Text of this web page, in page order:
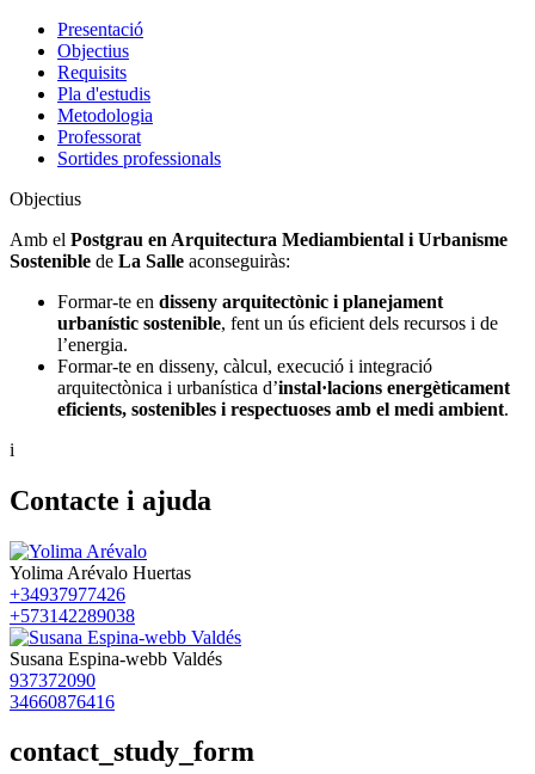
Presentació
Objectius
Requisits
Pla d'estudis
Metodologia
Professorat
Sortides professionals
Objectius
Amb el Postgrau en Arquitectura Mediambiental i Urbanisme
Sostenible de La Salle aconseguiràs:
Formar-te en disseny arquitectònic i planejament
urbanístic sostenible, fent un ús eficient dels recursos i de
l’energia.
Formar-te en disseny, càlcul, execució i integració
arquitectònica i urbanística d’instal·lacions energèticament
eficients, sostenibles i respectuoses amb el medi ambient.
i
Contacte i ajuda
Yolima Arévalo Huertas
+34937977426
+573142289038
Susana Espina-webb Valdés
937372090
34660876416
contact_study_form